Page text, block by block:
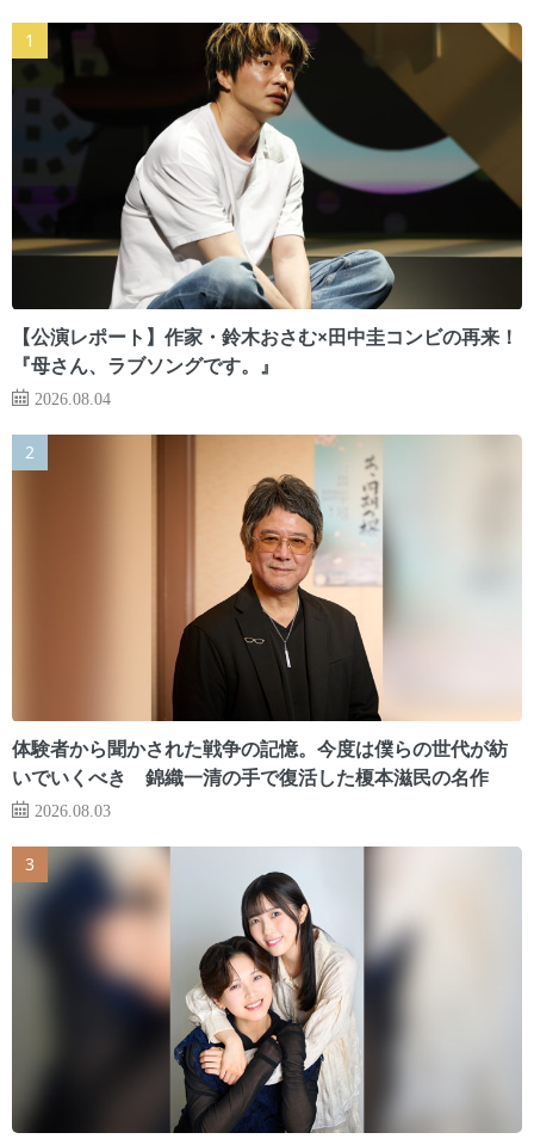
【公演レポート】作家・鈴木おさむ×田中圭コンビの再来！
『母さん、ラブソングです。』
2026.08.04
体験者から聞かされた戦争の記憶。今度は僕らの世代が紡
いでいくべき 錦織一清の手で復活した榎本滋民の名作
2026.08.03